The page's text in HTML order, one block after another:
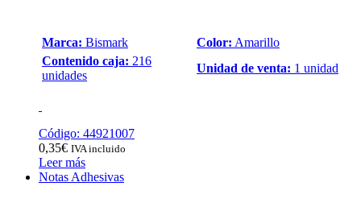
Marca: Bismark Color: Amarillo
Contenido caja: 216
unidades
Unidad de venta: 1 unidad
Código: 44921007
0,35€ IVA incluido
Leer más
Notas Adhesivas